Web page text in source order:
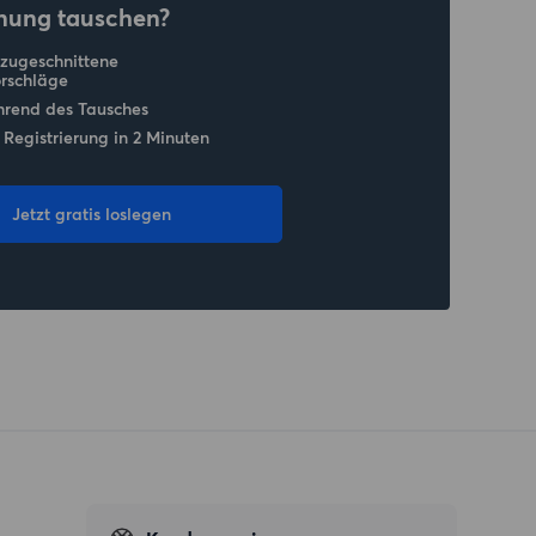
tauschen?
des Tausches
in 2 Minuten
Jetzt gratis loslegen